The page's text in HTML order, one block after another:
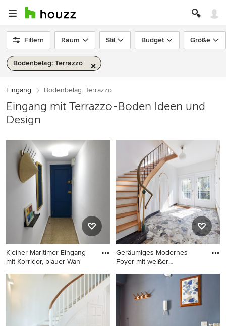
Filtern Raum Stil Budget Größe
Bodenbelag: Terrazzo
Eingang Bodenbelag: Terrazzo
Eingang mit Terrazzo-Boden Ideen und
Design
Kleiner Maritimer Eingang
mit Korridor, blauer Wan
Kleiner Maritimer Eingang
mit Korridor, blauer
Wandfarbe, Terrazzo-Boden,
Einzeltür, blauer Haustür und
beigem Boden in Madrid
Geräumiges Modernes
Foyer mit weißer
Geräumiges Modernes Foyer
mit weißer Wandfarbe,
Terrazzo-Boden, Doppeltür,
weißer Haustür und grauem
Boden in Paris